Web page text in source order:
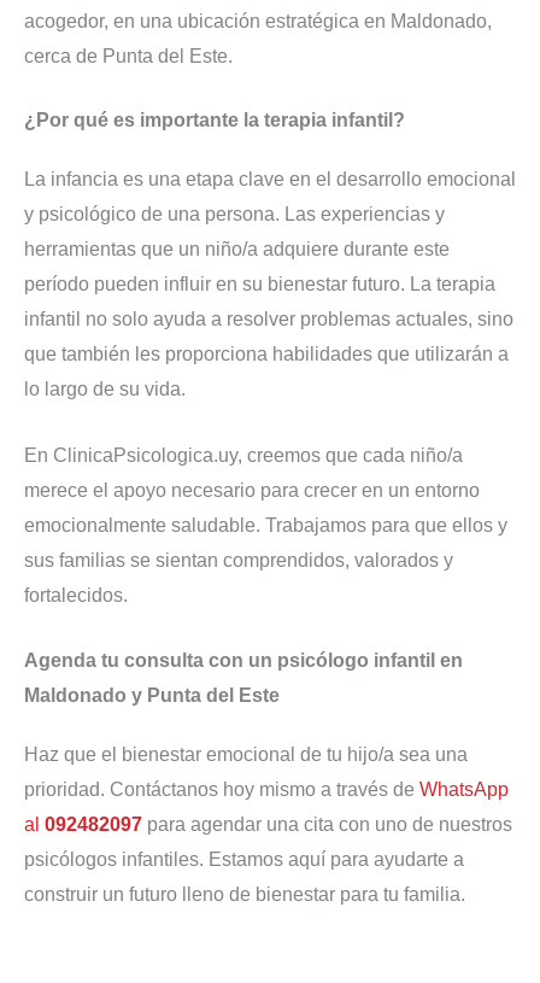
acogedor, en una ubicación estratégica en Maldonado,
cerca de Punta del Este.
¿Por qué es importante la terapia infantil?
La infancia es una etapa clave en el desarrollo emocional
y psicológico de una persona. Las experiencias y
herramientas que un niño/a adquiere durante este
período pueden influir en su bienestar futuro. La terapia
infantil no solo ayuda a resolver problemas actuales, sino
que también les proporciona habilidades que utilizarán a
lo largo de su vida.
En ClinicaPsicologica.uy, creemos que cada niño/a
merece el apoyo necesario para crecer en un entorno
emocionalmente saludable. Trabajamos para que ellos y
sus familias se sientan comprendidos, valorados y
fortalecidos.
Agenda tu consulta con un psicólogo infantil en
Maldonado y Punta del Este
Haz que el bienestar emocional de tu hijo/a sea una
prioridad. Contáctanos hoy mismo a través de WhatsApp
al 092482097 para agendar una cita con uno de nuestros
psicólogos infantiles. Estamos aquí para ayudarte a
construir un futuro lleno de bienestar para tu familia.